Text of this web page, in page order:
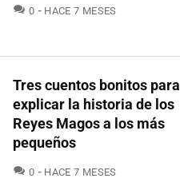
0 COMENTARIOS
HACE 7 MESES
Tres cuentos bonitos para
explicar la historia de los
Reyes Magos a los más
pequeños
0 COMENTARIOS
HACE 7 MESES